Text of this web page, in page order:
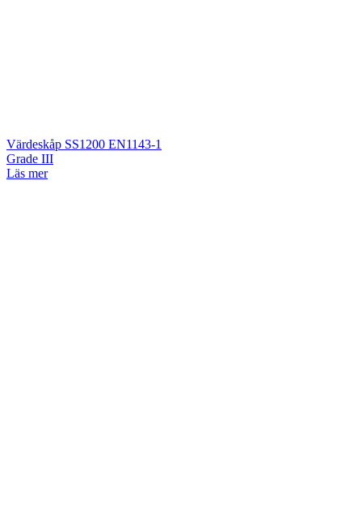
Värdeskåp SS1200 EN1143-1
Grade III
Läs mer